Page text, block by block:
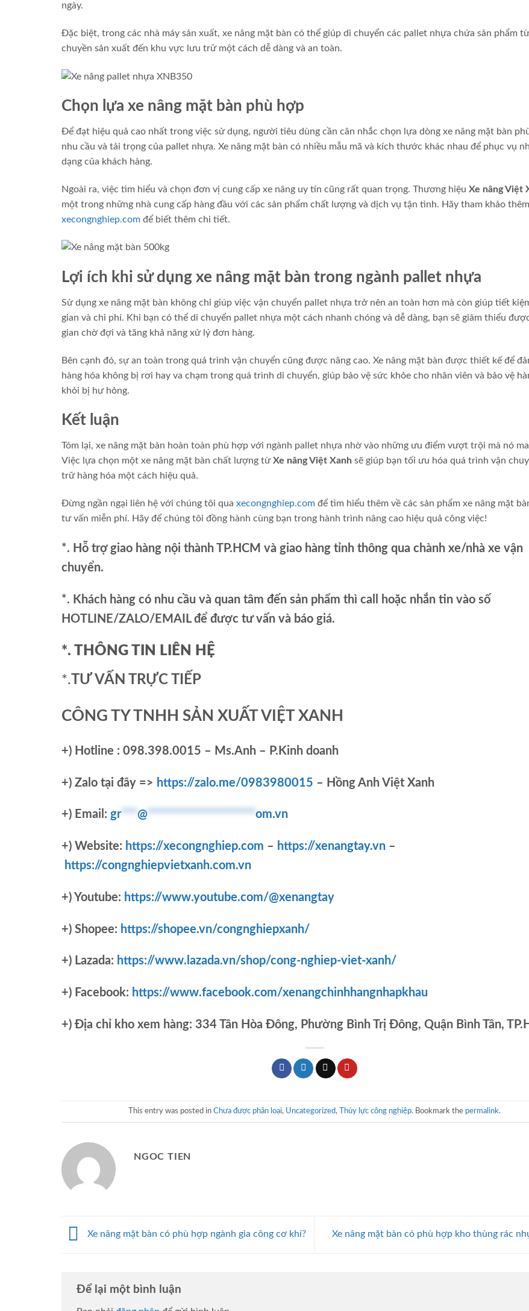
ngày.
Đặc biệt, trong các nhà máy sản xuất, xe nâng mặt bàn có thể giúp di chuyển các pallet nhựa chứa sản phẩm
chuyền sản xuất đến khu vực lưu trữ một cách dễ dàng và an toàn.
Chọn lựa xe nâng mặt bàn phù hợp
Để đạt hiệu quả cao nhất trong việc sử dụng, người tiêu dùng cần cân nhắc chọn lựa dòng xe nâng mặt bàn
nhu cầu và tải trọng của pallet nhựa. Xe nâng mặt bàn có nhiều mẫu mã và kích thước khác nhau để phục vụ
dạng của khách hàng.
Ngoài ra, việc tìm hiểu và chọn đơn vị cung cấp xe nâng uy tín cũng rất quan trọng. Thương hiệu Xe nâng Việt
một trong những nhà cung cấp hàng đầu với các sản phẩm chất lượng và dịch vụ tận tình. Hãy tham khảo
xecongnghiep.com để biết thêm chi tiết.
Lợi ích khi sử dụng xe nâng mặt bàn trong ngành pallet nhựa
Sử dụng xe nâng mặt bàn không chỉ giúp việc vận chuyển pallet nhựa trở nên an toàn hơn mà còn giúp tiết
gian và chi phí. Khi bạn có thể di chuyển pallet nhựa một cách nhanh chóng và dễ dàng, bạn sẽ giảm thiểu
gian chờ đợi và tăng khả năng xử lý đơn hàng.
Bên cạnh đó, sự an toàn trong quá trình vận chuyển cũng được nâng cao. Xe nâng mặt bàn được thiết kế để
hàng hóa không bị rơi hay va chạm trong quá trình di chuyển, giúp bảo vệ sức khỏe cho nhân viên và bảo vệ
khỏi bị hư hỏng.
Kết luận
Tóm lại, xe nâng mặt bàn hoàn toàn phù hợp với ngành pallet nhựa nhờ vào những ưu điểm vượt trội mà nó
Việc lựa chọn một xe nâng mặt bàn chất lượng từXe nâng Việt Xanh sẽ giúp bạn tối ưu hóa quá trình vận
trữ hàng hóa một cách hiệu quả.
Đừng ngần ngại liên hệ với chúng tôi qua xecongnghiep.com để tìm hiểu thêm về các sản phẩm xe nâng mặt
tư vấn miễn phí. Hãy để chúng tôi đồng hành cùng bạn trong hành trình nâng cao hiệu quả công việc!
*. Hỗ trợ giao hàng nội thành TP.HCM và giao hàng tỉnh thông qua chành xe/nhà xe vận
chuyển.
*. Khách hàng có nhu cầu và quan tâm đến sản phẩm thì call hoặc nhắn tin vào số
HOTLINE/ZALO/EMAIL để được tư vấn và báo giá.
*. THÔNG TIN LIÊN HỆ
*.TƯ VẤN TRỰC TIẾP
CÔNG TY TNHH SẢN XUẤT VIỆT XANH
+) Hotline : 098.398.0015 – Ms.Anh – P.Kinh doanh
+) Zalo tại đây => https://zalo.me/0983980015 – Hồng Anh Việt Xanh
+) Email: gr***@********************om.vn
+) Website: https://xecongnghiep.com – https://xenangtay.vn –
https://congnghiepvietxanh.com.vn
+) Youtube: https://www.youtube.com/@xenangtay
+) Shopee: https://shopee.vn/congnghiepxanh/
+) Lazada: https://www.lazada.vn/shop/cong-nghiep-viet-xanh/
+) Facebook: https://www.facebook.com/xenangchinhhangnhapkhau
+) Địa chỉ kho xem hàng: 334 Tân Hòa Đông, Phường Bình Trị Đông, Quận Bình Tân,
This entry was posted in Chưa được phân loại, Uncategorized, Thủy lực công nghiệp. Bookmark the permalink.
NGOC TIEN
Xe nâng mặt bàn có phù hợp ngành gia công cơ khí? Xe nâng mặt bàn có phù hợp kho thùng rác
Để lại một bình luận